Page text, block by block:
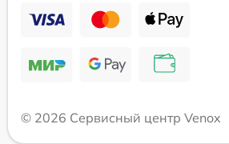
© 2026 Сервисный центр Venox